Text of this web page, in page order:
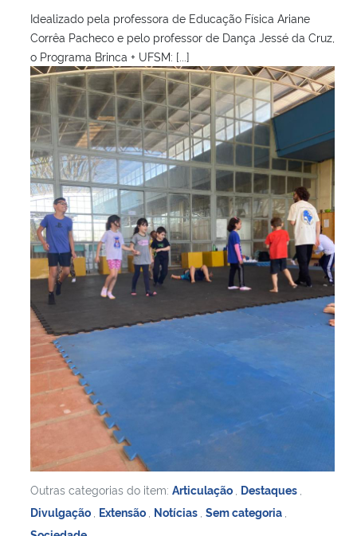
Idealizado pela professora de Educação Física Ariane
Corrêa Pacheco e pelo professor de Dança Jessé da Cruz,
o Programa Brinca + UFSM: [...]
Outras categorias do item: Articulação Destaques
Divulgação Extensão Notícias Sem categoria